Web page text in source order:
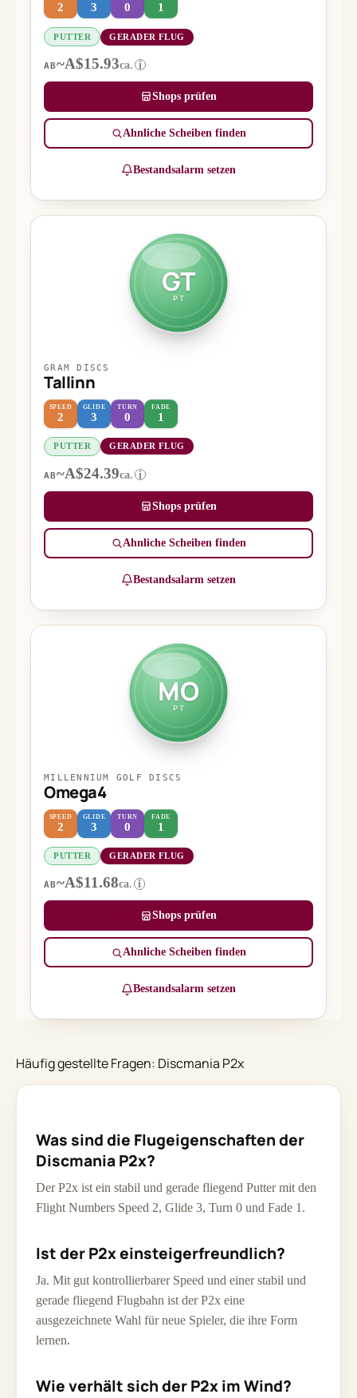
2 3 0 1
PUTTER GERADER FLUG
AB~A$15.93ca. i
Shops prüfen
Ähnliche Scheiben finden
Bestandsalarm setzen
GT
PT
GRAM DISCS
Tallinn
SPEED
2
GLIDE
3
TURN
0
FADE
1
PUTTER GERADER FLUG
AB~A$24.39ca. i
Shops prüfen
Ähnliche Scheiben finden
Bestandsalarm setzen
MO
PT
MILLENNIUM GOLF DISCS
Omega4
SPEED
2
GLIDE
3
TURN
0
FADE
1
PUTTER GERADER FLUG
AB~A$11.68ca. i
Shops prüfen
Ähnliche Scheiben finden
Bestandsalarm setzen
Häufig gestellte Fragen: Discmania P2x
Was sind die Flugeigenschaften der
Discmania P2x?
Der P2x ist ein stabil und gerade fliegend Putter mit den
Flight Numbers Speed 2, Glide 3, Turn 0 und Fade 1.
Ist der P2x einsteigerfreundlich?
Ja. Mit gut kontrollierbarer Speed und einer stabil und
gerade fliegend Flugbahn ist der P2x eine
ausgezeichnete Wahl für neue Spieler, die ihre Form
lernen.
Wie verhält sich der P2x im Wind?